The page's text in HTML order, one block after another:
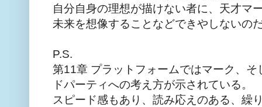
自分自身の理想が描けない者に、天才マ
未来を想像することなどできやしないの
P.S.
第11章 プラットフォームではマーク、
ドパーティへの考え方が示されている。
スピード感もあり、読み応えのある、繰